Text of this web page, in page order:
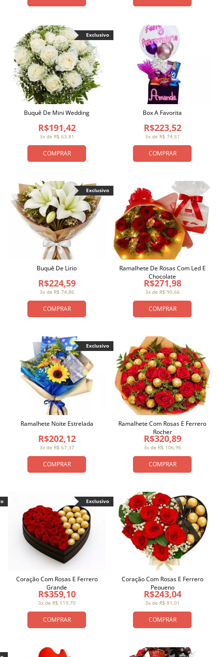
COMPRAR
3x de R$ 63,81
R$191,42
Buquê De Mini Wedding
Exclusivo
COMPRAR
3x de R$ 74,51
R$223,52
Box A Favorita
COMPRAR
3x de R$ 74,86
R$224,59
Buquê De Lirio
Exclusivo
COMPRAR
3x de R$ 90,66
R$271,98
Ramalhete De Rosas Com Led E
Chocolate
COMPRAR
3x de R$ 67,37
R$202,12
Ramalhete Noite Estrelada
Exclusivo
COMPRAR
3x de R$ 106,96
R$320,89
Ramalhete Com Rosas E Ferrero
Rocher
COMPRAR
3x de R$ 119,70
R$359,10
Coração Com Rosas E Ferrero
Grande
Exclusivo
COMPRAR
3x de R$ 81,01
R$243,04
Coração Com Rosas E Ferrero
Pequeno